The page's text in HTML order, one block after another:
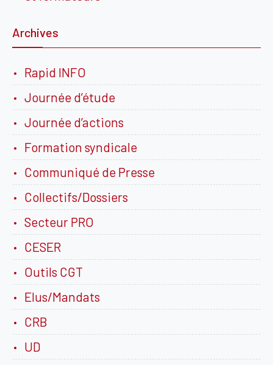
Archives
Rapid INFO
Journée d’étude
Journée d’actions
Formation syndicale
Communiqué de Presse
Collectifs/Dossiers
Secteur PRO
CESER
Outils CGT
Elus/Mandats
CRB
UD